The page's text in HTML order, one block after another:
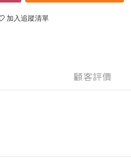
加入追蹤清單
顧客評價